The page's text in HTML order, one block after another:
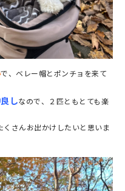
で、ベレー帽とポンチョを来て
しなので、２匹ともとても楽
くさんお出かけしたいと思いま